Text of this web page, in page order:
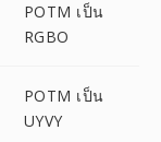
POTM เป็น
RGBO
POTM เป็น
UYVY